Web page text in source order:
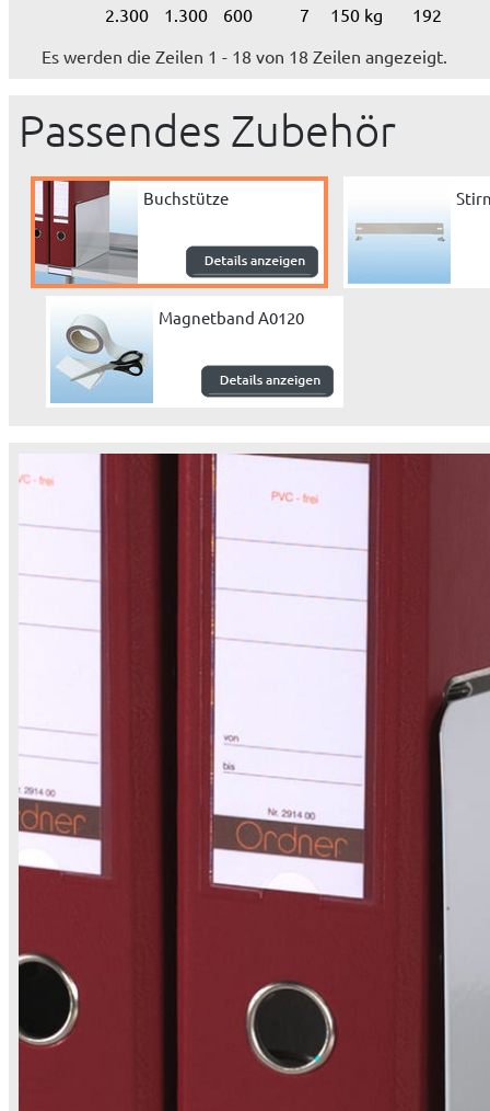
2.300 1.300 600 7 150 kg
192
Es werden die Zeilen 1 - 18 von 18 Zeilen angezeigt.
Passendes Zubehör
Buchstütze
Magnetband A0120